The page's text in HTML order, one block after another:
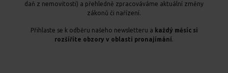
daň z nemovitosti) a přehledně zpracováváme aktuální změny
zákonů či nařízení.
Přihlaste se k odběru našeho newsletteru a každý měsíc si
rozšíříte obzory v oblasti pronajímání.